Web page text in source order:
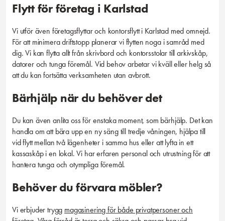
Flytt för företag i Karlstad
Vi utför även företagsflyttar och kontorsflytt i Karlstad med omnejd.
För att minimera driftstopp planerar vi flytten noga i samråd med
dig. Vi kan flytta allt från skrivbord och kontorsstolar till arkivskåp,
datorer och tunga föremål. Vid behov arbetar vi kväll eller helg så
att du kan fortsätta verksamheten utan avbrott.
Bärhjälp när du behöver det
Du kan även anlita oss för enstaka moment, som bärhjälp. Det kan
handla om att bära upp en ny säng till tredje våningen, hjälpa till
vid flytt mellan två lägenheter i samma hus eller att lyfta in ett
kassaskåp i en lokal. Vi har erfaren personal och utrustning för att
hantera tunga och otympliga föremål.
Behöver du förvara möbler?
Vi erbjuder trygg magasinering för både privatpersoner och